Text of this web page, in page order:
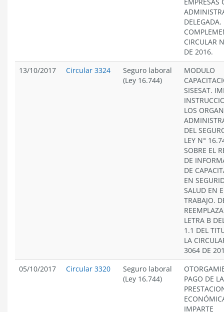
DELEGADA.
CIRCULAR
DE 2016.
13/10/2017
Circular 3324
Seguro laboral
(Ley 16.744)
MODULO
SISESAT.
LOS
DEL
LEY N°
SOBRE EL
DE
DE
EN
SALUD EN
TRABAJO.
LETRA B
1.1 DEL
LA
3064 DE
05/10/2017
Circular 3320
Seguro laboral
(Ley 16.744)
PAGO DE
IMPARTE